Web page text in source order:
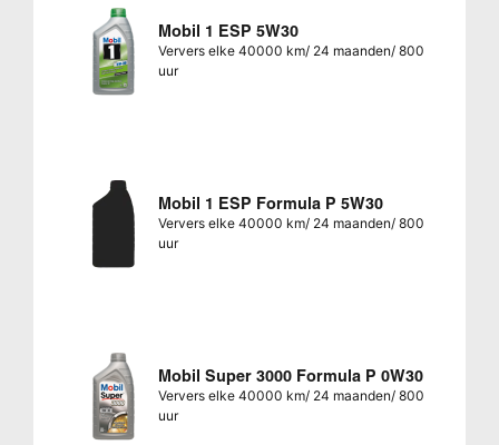
Mobil 1 ESP 5W30
Ververs elke 40000 km/ 24 maanden/ 800
uur
Mobil 1 ESP Formula P 5W30
Ververs elke 40000 km/ 24 maanden/ 800
uur
Mobil Super 3000 Formula P 0W30
Ververs elke 40000 km/ 24 maanden/ 800
uur